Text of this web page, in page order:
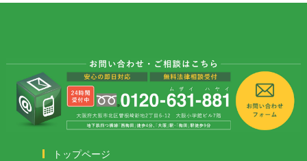
トップページ